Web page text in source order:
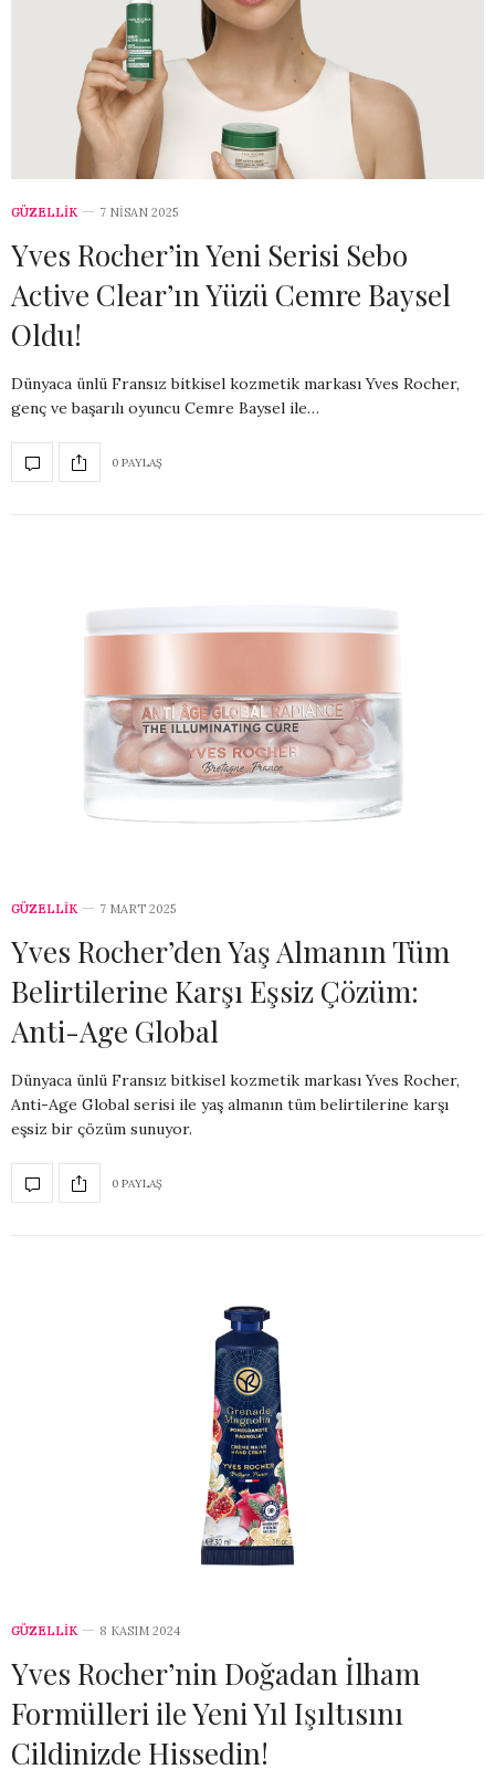
GÜZELLİK 7 NISAN 2025
Yves Rocher’in Yeni Serisi Sebo
Active Clear’ın Yüzü Cemre Baysel
Oldu!
Dünyaca ünlü Fransız bitkisel kozmetik markası Yves Rocher,
genç ve başarılı oyuncu Cemre Baysel ile…
0 PAYLAŞ
GÜZELLİK 7 MART 2025
Yves Rocher’den Yaş Almanın Tüm
Belirtilerine Karşı Eşsiz Çözüm:
Anti-Age Global
Dünyaca ünlü Fransız bitkisel kozmetik markası Yves Rocher,
Anti-Age Global serisi ile yaş almanın tüm belirtilerine karşı
eşsiz bir çözüm sunuyor.
0 PAYLAŞ
GÜZELLİK 8 KASIM 2024
Yves Rocher’nin Doğadan İlham
Formülleri ile Yeni Yıl Işıltısını
Cildinizde Hissedin!